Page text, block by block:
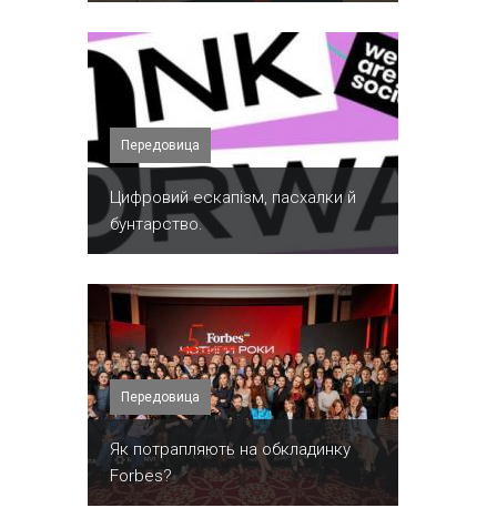
Передовица
​Цифровий ескапізм, пасхалки й
бунтарство.
Передовица
​Як потрапляють на обкладинку
Forbes?